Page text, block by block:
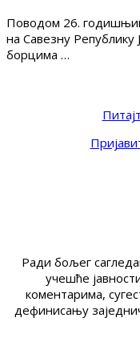
Поводом 26.
на Савезну Републику
борцима …
Ради бољег
учешће
коментарима,
дефинисању